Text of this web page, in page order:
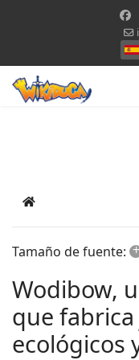
Home
Tamaño de fuente: +
Wodibow,
que
ecológicos